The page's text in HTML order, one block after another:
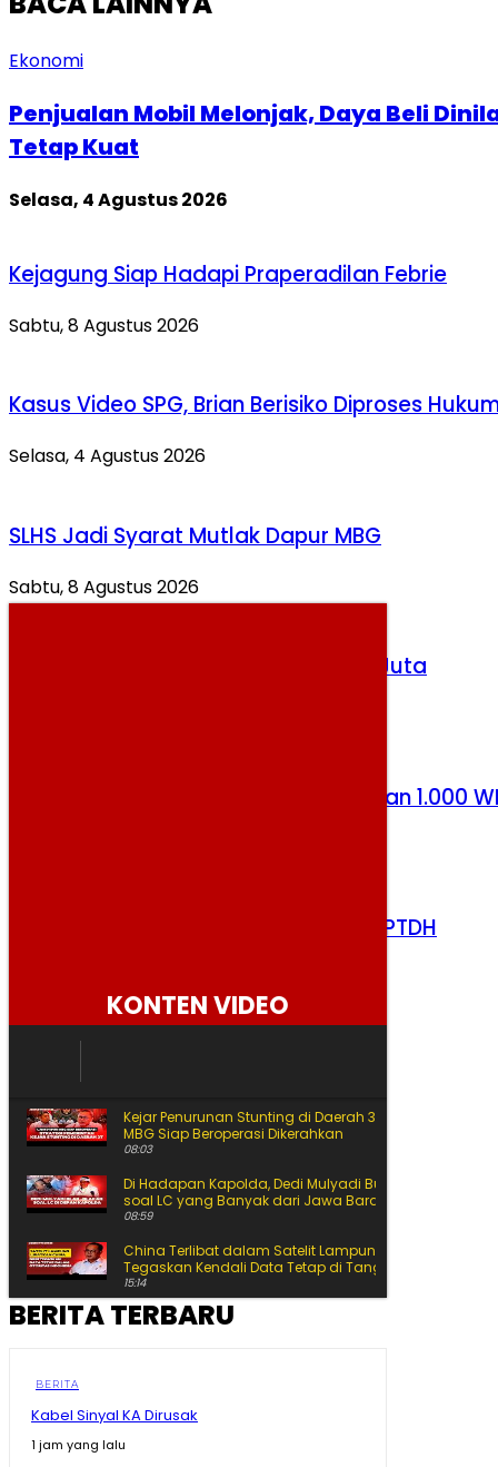
Ekonomi
Penjualan Mobil Melonjak, Daya Beli
Tetap Kuat
Selasa, 4 Agustus 2026
Kejagung Siap Hadapi Praperadilan Febrie
Sabtu, 8 Agustus 2026
Kasus Video SPG, Brian Berisiko Diproses
Selasa, 4 Agustus 2026
SLHS Jadi Syarat Mutlak Dapur MBG
Sabtu, 8 Agustus 2026
Harga Emas Antam Tembus Rp2,69 Juta
Prabowo Apresiasi Thailand Pulangkan 1.000
Kasus Brigadir EWS, Lima Polisi Kena PTDH
KONTEN VIDEO
Kejar Penurunan Stunting di Daerah 3T, 1.700 Dapur
MBG Siap Beroperasi Dikerahkan
08:03
Di Hadapan Kapolda, Dedi Mulyadi Buka-bukaan
soal LC yang Banyak dari Jawa Barat
08:59
China Terlibat dalam Satelit Lampung, BRIN
Tegaskan Kendali Data Tetap di Tangan Indonesia
15:14
BRIN Singgung Pemanfaatkan Teknologi Nuklir RI
17:47
Reaksi Istana di Tengah Makin Kencangnya Isu
BERITA TERBARU
BERITA
Kabel Sinyal KA Dirusak
1 jam yang lalu